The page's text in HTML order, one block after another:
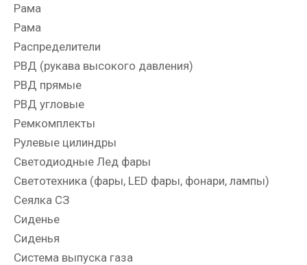
Рама
Рама
Распределители
РВД (рукава высокого давления)
РВД прямые
РВД угловые
Ремкомплекты
Рулевые цилиндры
Светодиодные Лед фары
Светотехника (фары, LED фары, фонари, лампы)
Сеялка СЗ
Сиденье
Сиденья
Система выпуска газа